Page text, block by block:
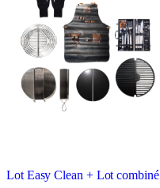
Lot Easy Clean + Lot combiné